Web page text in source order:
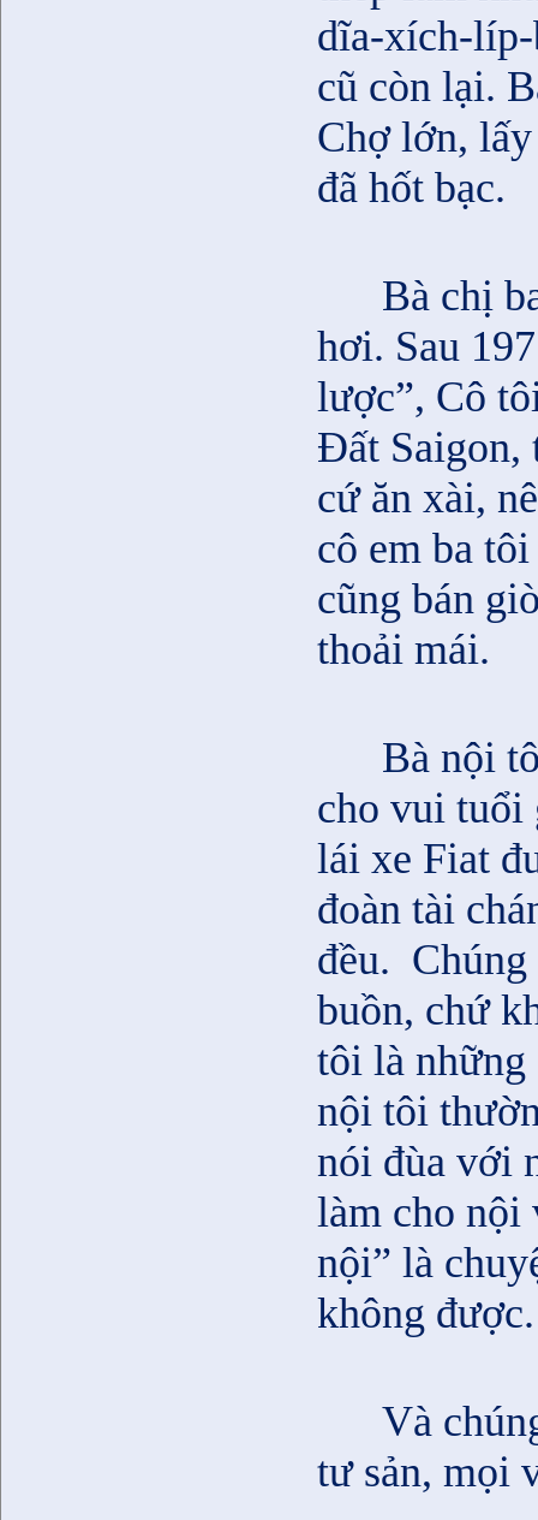
dĩa-xích-líp-
cũ còn lại.
Chợ lớn,
đã hốt bạc.
Bà chị
hơi. Sau
lược”, Cô
Đất Saigon,
cứ ăn xài,
cô em ba
cũng bán
thoải mái.
Bà nội
cho vui
lái xe Fiat
đoàn tài
đều.
buồn, chứ
tôi là những
nội tôi
nói đùa với
làm cho nội
nội” là
không được.
Và
tư sản, mọi